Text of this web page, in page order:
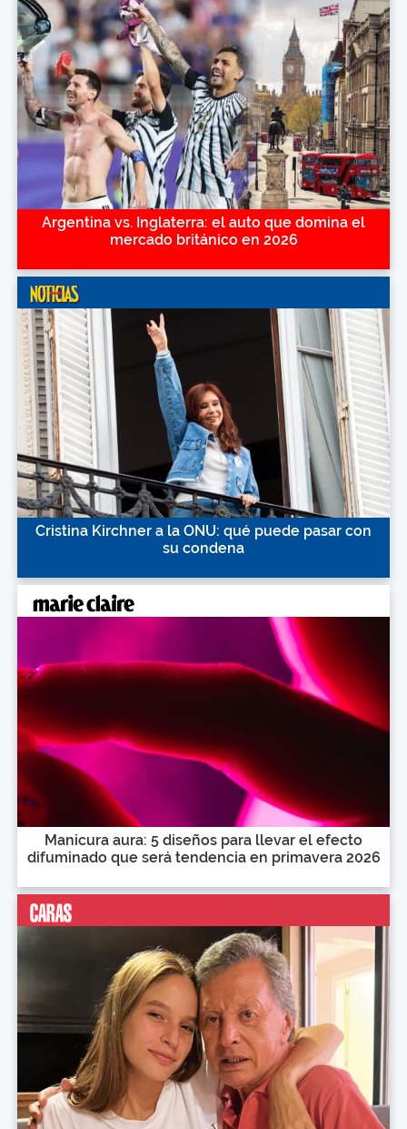
Argentina vs. Inglaterra: el auto que domina el
mercado británico en 2026
Cristina Kirchner a la ONU: qué puede pasar con
su condena
Manicura aura: 5 diseños para llevar el efecto
difuminado que será tendencia en primavera 2026